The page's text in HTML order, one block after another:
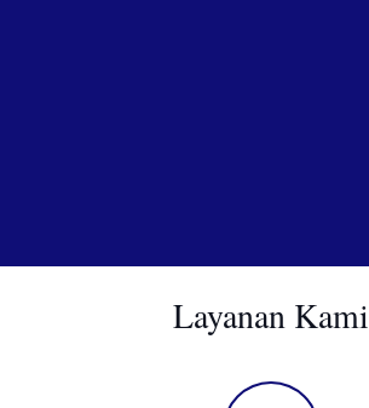
Layanan Kami